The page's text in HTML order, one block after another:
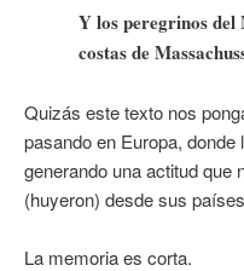
Y los peregrinos del
costas de
Quizás este texto nos
pasando en Europa,
generando una actitud que
(huyeron) desde sus
La memoria es corta.